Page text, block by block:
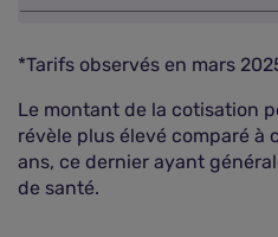
*Tarifs observés en mars
Le montant de la cotisation
révèle plus élevé comparé à
ans, ce dernier ayant
de santé.